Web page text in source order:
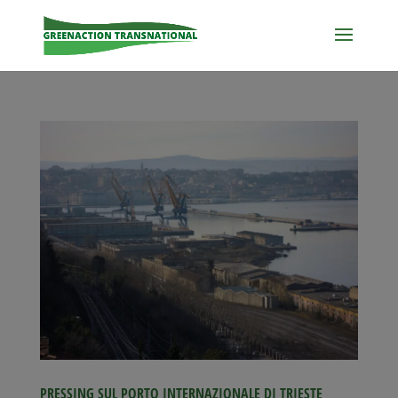
PRESSING SUL PORTO INTERNAZIONALE DI TRIESTE